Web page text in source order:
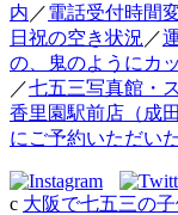
内 ／電話受付時間
日祝の空き状況 ／
の、鬼のようにカ
／七五三写真館・
香里園駅前店（成
にご予約いただい
c 大阪で七五三の